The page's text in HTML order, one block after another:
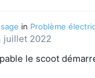
in Problème
juillet 2022
le scoot